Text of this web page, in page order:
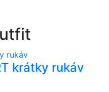
krátky rukáv